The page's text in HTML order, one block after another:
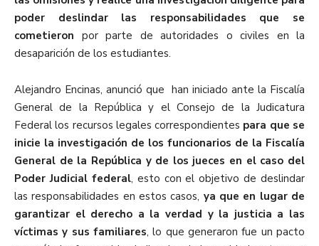
poder deslindar las responsabilidades que se
cometieron por parte de autoridades o civiles en la
desaparición de los estudiantes.
Alejandro Encinas, anunció que han iniciado ante la Fiscalía
General de la República y el Consejo de la Judicatura
Federal los recursos legales correspondientes para que se
inicie la investigación de los funcionarios de la Fiscalía
General de la República y de los jueces en el caso del
Poder Judicial federal, esto con el objetivo de deslindar
las responsabilidades en estos casos, ya que en lugar de
garantizar el derecho a la verdad y la justicia a las
víctimas y sus familiares, lo que generaron fue un pacto